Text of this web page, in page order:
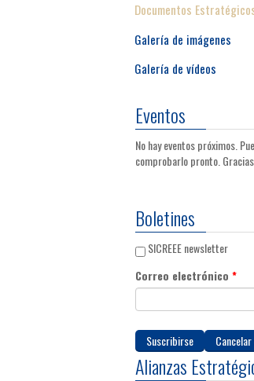
Documentos
Galería de imágenes
Galería de vídeos
Eventos
No hay eventos próximos.
comprobarlo pronto. Gracias
Boletines
SICREEE newsletter
Correo electrónico *
Alianzas